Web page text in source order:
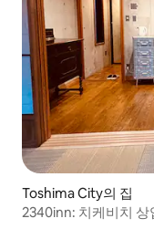
Toshima City의 집
2340inn: 치케비치 상